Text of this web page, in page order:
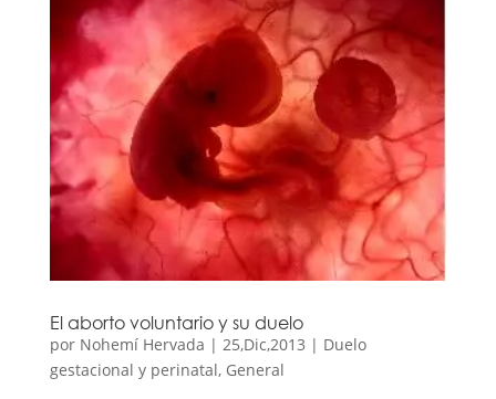
El aborto voluntario y su duelo
por Nohemí Hervada | 25,Dic,2013 | Duelo
gestacional y perinatal, General